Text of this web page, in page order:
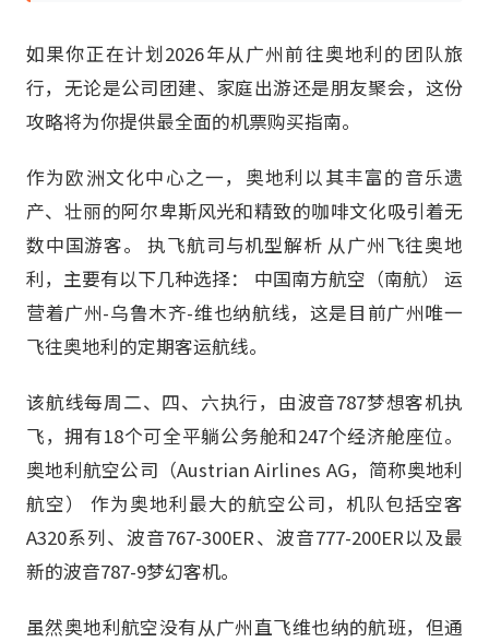
如果你正在计划2026年从广州前往奥地利的团队旅
行，无论是公司团建、家庭出游还是朋友聚会，这份
攻略将为你提供最全面的机票购买指南。
作为欧洲文化中心之一，奥地利以其丰富的音乐遗
产、壮丽的阿尔卑斯风光和精致的咖啡文化吸引着无
数中国游客。 执飞航司与机型解析 从广州飞往奥地
利，主要有以下几种选择： 中国南方航空（南航） 运
营着广州-乌鲁木齐-维也纳航线，这是目前广州唯一
飞往奥地利的定期客运航线。
该航线每周二、四、六执行，由波音787梦想客机执
飞，拥有18个可全平躺公务舱和247个经济舱座位。
奥地利航空公司（Austrian Airlines AG，简称奥地利
航空） 作为奥地利最大的航空公司，机队包括空客
A320系列、波音767-300ER、波音777-200ER以及最
新的波音787-9梦幻客机。
虽然奥地利航空没有从广州直飞维也纳的航班，但通